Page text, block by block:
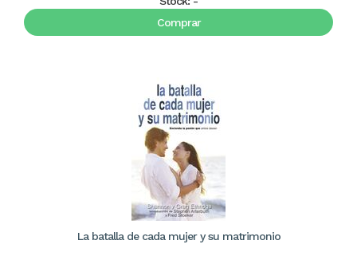
Comprar
La batalla de cada mujer y su matrimonio